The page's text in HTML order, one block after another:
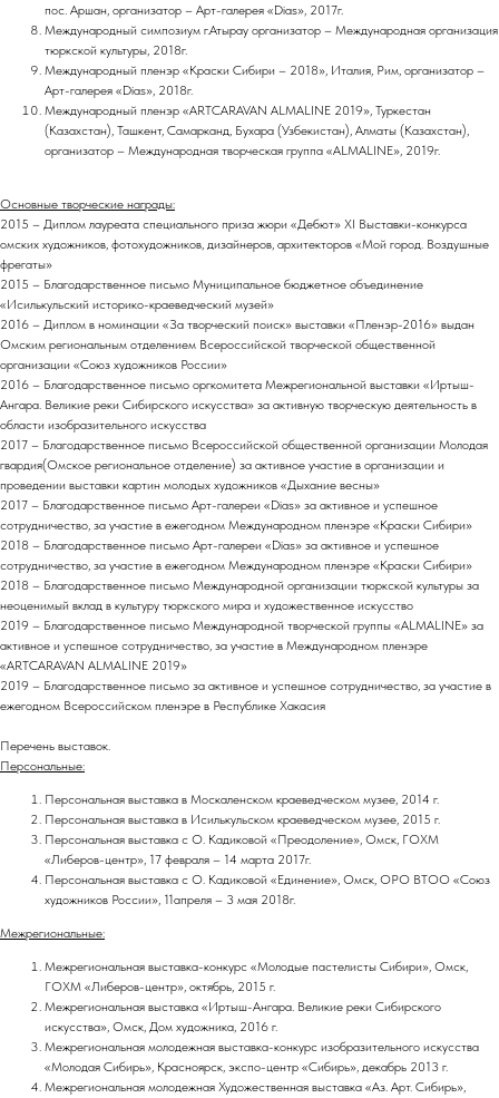
пос. Аршан, организатор – Арт-галерея «Dias», 2017г.
Международный симпозиум г.Атырау организатор – Международная организация
тюркской культуры, 2018г.
Международный пленэр «Краски Сибири – 2018», Италия, Рим, организатор –
Арт-галерея «Dias», 2018г.
Международный пленэр «ARTCARAVAN ALMALINE 2019», Туркестан
(Казахстан), Ташкент, Самарканд, Бухара (Узбекистан), Алматы (Казахстан),
организатор – Международная творческая группа «ALMALINE», 2019г.
Основные творческие награды:
2015 – Диплом лауреата специального приза жюри «Дебют» XI Выставки-конкурса
омских художников, фотохудожников, дизайнеров, архитекторов «Мой город. Воздушные
фрегаты»
2015 – Благодарственное письмо Муниципальное бюджетное объединение
«Исилькульский историко-краеведческий музей»
2016 – Диплом в номинации «За творческий поиск» выставки «Пленэр-2016» выдан
Омским региональным отделением Всероссийской творческой общественной
организации «Союз художников России»
2016 – Благодарственное письмо оргкомитета Межрегиональной выставки «Иртыш-
Ангара. Великие реки Сибирского искусства» за активную творческую деятельность в
области изобразительного искусства
2017 – Благодарственное письмо Всероссийской общественной организации Молодая
гвардия(Омское региональное отделение) за активное участие в организации и
проведении выставки картин молодых художников «Дыхание весны»
2017 – Благодарственное письмо Арт-галереи «Dias» за активное и успешное
сотрудничество, за участие в ежегодном Международном пленэре «Краски Сибири»
2018 – Благодарственное письмо Арт-галереи «Dias» за активное и успешное
сотрудничество, за участие в ежегодном Международном пленэре «Краски Сибири»
2018 – Благодарственное письмо Международной организации тюркской культуры за
неоценимый вклад в культуру тюркского мира и художественное искусство
2019 – Благодарственное письмо Международной творческой группы «ALMALINE» за
активное и успешное сотрудничество, за участие в Международном пленэре
«ARTCARAVAN ALMALINE 2019»
2019 – Благодарственное письмо за активное и успешное сотрудничество, за участие в
ежегодном Всероссийском пленэре в Республике Хакасия
Перечень выставок.
Персональные:
Персональная выставка в Москаленском краеведческом музее, 2014 г.
Персональная выставка в Исилькульском краеведческом музее, 2015 г.
Персональная выставка с О. Кадиковой «Преодоление», Омск, ГОХМ
«Либеров-центр», 17 февраля – 14 марта 2017г.
Персональная выставка с О. Кадиковой «Единение», Омск, ОРО ВТОО «Союз
художников России», 11апреля – 3 мая 2018г.
Межрегиональные:
Межрегиональная выставка-конкурс «Молодые пастелисты Сибири», Омск,
ГОХМ «Либеров-центр», октябрь, 2015 г.
Межрегиональная выставка «Иртыш-Ангара. Великие реки Сибирского
искусства», Омск, Дом художника, 2016 г.
Межрегиональная молодежная выставка-конкурс изобразительного искусства
«Молодая Сибирь», Красноярск, экспо-центр «Сибирь», декабрь 2013 г.
Межрегиональная молодежная Художественная выставка «Аз. Арт. Сибирь»,